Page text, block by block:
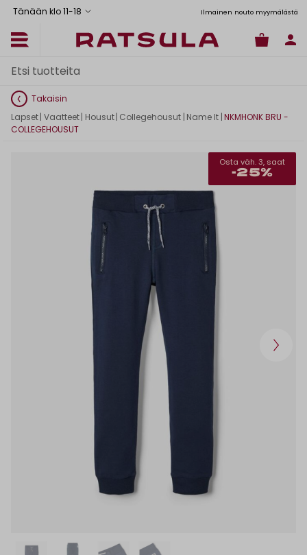
Tänään klo 11-18
Toimituskulut alk. 6,90€
Manner-Suomeen yli 120 euron tilauksiin Ilmainen nouto myymälästä
Takaisin
Lapset| Vaatteet| Housut | Collegehousut | Name It |NKMHONK BRU -
COLLEGEHOUSUT
Osta väh. 3, saat
-25%